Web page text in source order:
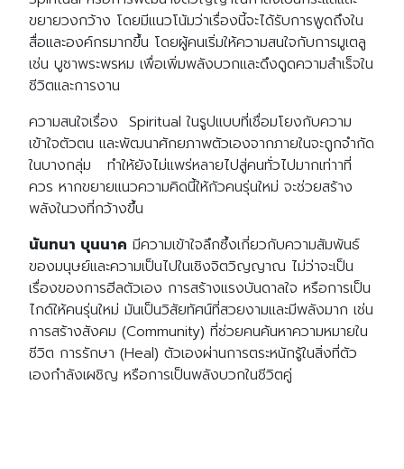
ขยายวงกว้าง โดยมีแนวโน้มว่าเรื่องนี้จะได้รับการพูดถึงใน
สื่อและองค์กรมากขึ้น โดยผู้คนเริ่มให้ความสนใจกับการมูเตลู
เช่น บูชาพระพรหม เพื่อเพิ่มพลังบวกและดึงดูดความสำเร็จใน
ชีวิตและการงาน
ความสนใจเรื่อง Spiritual ในรูปแบบที่เชื่อมโยงกับความ
เข้าใจตัวตน และพัฒนาศักยภาพตัวเองจากภายในจะถูกจำกัด
ในบางกลุ่ม ทำให้ยังไม่แพร่หลายไปสู่คนทั่วไปมากเท่าาที่
ควร หากขยายแนวความคิดนี้ให้กัวคนรุ่นใหม่ จะช่วยสร้าง
พลังในวงที่กว้างขึ้น
นันทนา บุนนาค มีความเข้าใจลึกซึ้งเกี่ยวกับความสัมพันธ์
ของมนุษย์และความเป็นไปในเชิงจิตวิญญาณ ไม่ว่าจะเป็น
เรื่องของการฮีลตัวเอง การสร้างแรงบันดาลใจ หรือการเป็น
ไกด์ให้คนรุ่นใหม่ มันเป็นวิสัยทัศน์ที่สวยงามและมีพลังมาก เช่น
การสร้างสังคม (Community) ที่ช่วยคนค้นหาความหมายใน
ชีวิต การรักษา (Heal) ตัวเองผ่านการตระหนักรู้ในสิ่งที่ตัว
เองกำลังเผชิญ หรือการเป็นพลังบวกในชีวิตคู่